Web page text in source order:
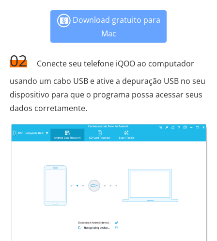
Download gratuito para
Mac
02
Conecte seu telefone iQOO ao computador
usando um cabo USB e ative a depuração USB no seu
dispositivo para que o programa possa acessar seus
dados corretamente.